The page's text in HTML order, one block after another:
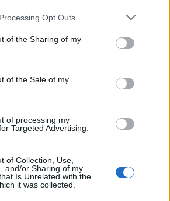
Opt Outs
of the Sharing of my
of the Sale of my
of processing my
Targeted Advertising.
of Collection, Use,
and/or Sharing of my
Is Unrelated with the
it was collected.